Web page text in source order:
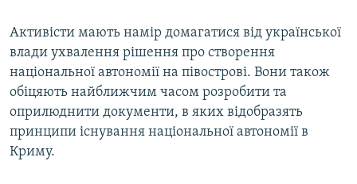
Активісти мають намір домагатися від української
влади ухвалення рішення про створення
національної автономії на півострові. Вони також
обіцяють найближчим часом розробити та
оприлюднити документи, в яких відобразять
принципи існування національної автономії в
Криму.